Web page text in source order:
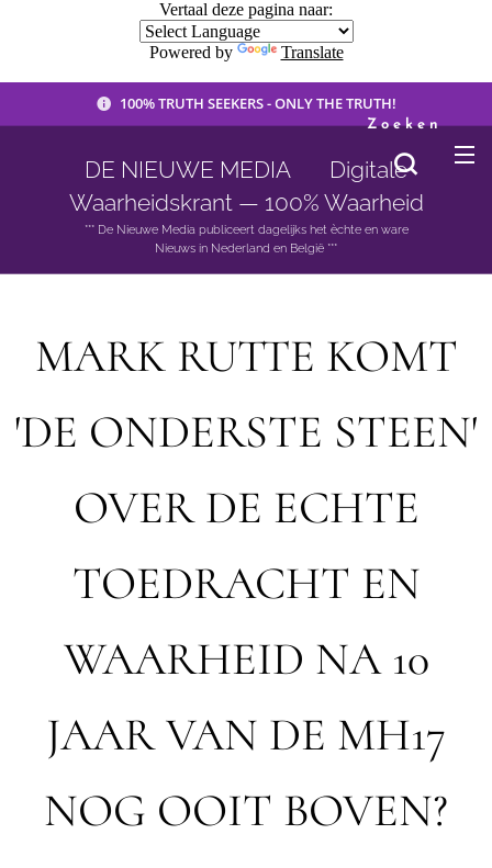
Vertaal deze pagina naar:
Powered by Translate
100% TRUTH SEEKERS - ONLY THE TRUTH!
DE NIEUWE MEDIA 🟣 Digitale
Waarheidskrant — 100% Waarheid
*** De Nieuwe Media publiceert dagelijks het èchte en ware
Nieuws in Nederland en België ***
Zoeken
MARK RUTTE KOMT
'DE ONDERSTE STEEN'
OVER DE ECHTE
TOEDRACHT EN
WAARHEID NA 10
JAAR VAN DE MH17
NOG OOIT BOVEN?